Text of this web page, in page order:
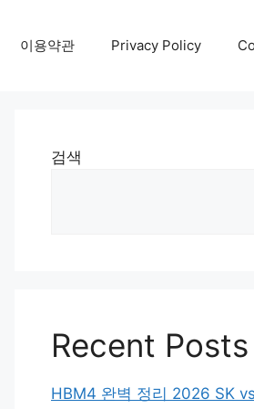
이용약관 Privacy Policy
검색
Recent Posts
HBM4 완벽 정리 2026 SK